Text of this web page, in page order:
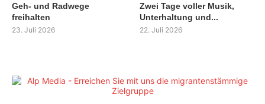
Geh- und Radwege
freihalten
23. Juli 2026
Zwei Tage voller Musik,
Unterhaltung und...
22. Juli 2026